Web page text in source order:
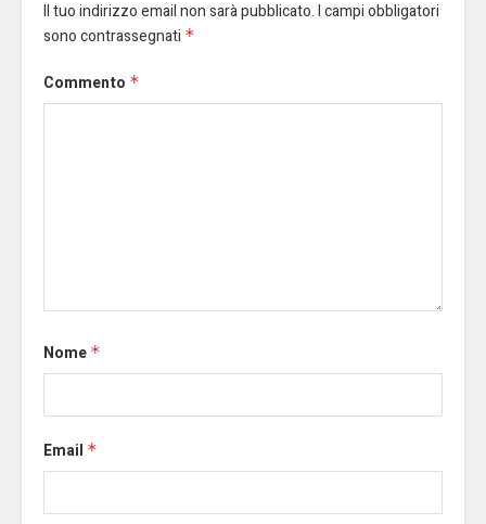
Il tuo indirizzo email non sarà pubblicato.I campi obbligatori
sono contrassegnati *
Commento *
Nome *
Email *